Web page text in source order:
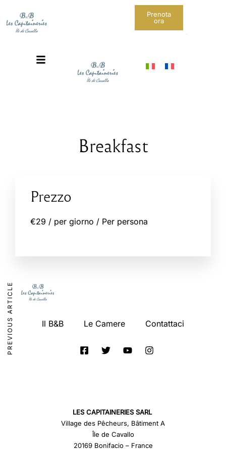
Prenota
ora
Breakfast
Prezzo
€29 / per giorno / Per persona
PREVIOUS ARTICLE Il B&B Le Camere Contattaci
LES CAPITAINERIES SARL
Village des Pêcheurs, Bâtiment A
Île de Cavallo
20169 Bonifacio – France